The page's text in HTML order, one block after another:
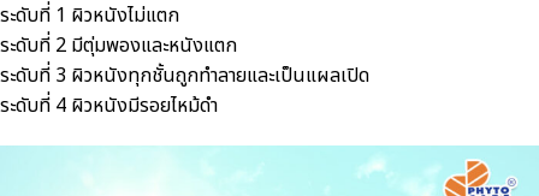
ระดับที่ 1 ผิวหนังไม่แตก
ระดับที่ 2 มีตุ่มพองและหนังแตก
ระดับที่ 3 ผิวหนังทุกชั้นถูกทำลายและเป็นแผลเปิด
ระดับที่ 4 ผิวหนังมีรอยไหม้ดำ